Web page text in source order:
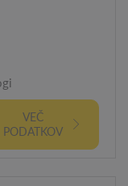
VEČ
PODATKOV